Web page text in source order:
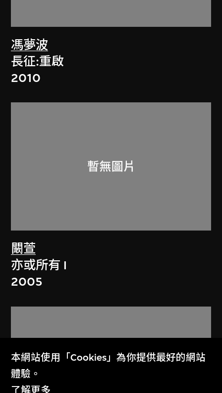
馮夢波
長征:重啟
2010
闞萱
亦或所有 I
2005
本網站使用「Cookies」為你提供最好的網站
體驗。
了解更多